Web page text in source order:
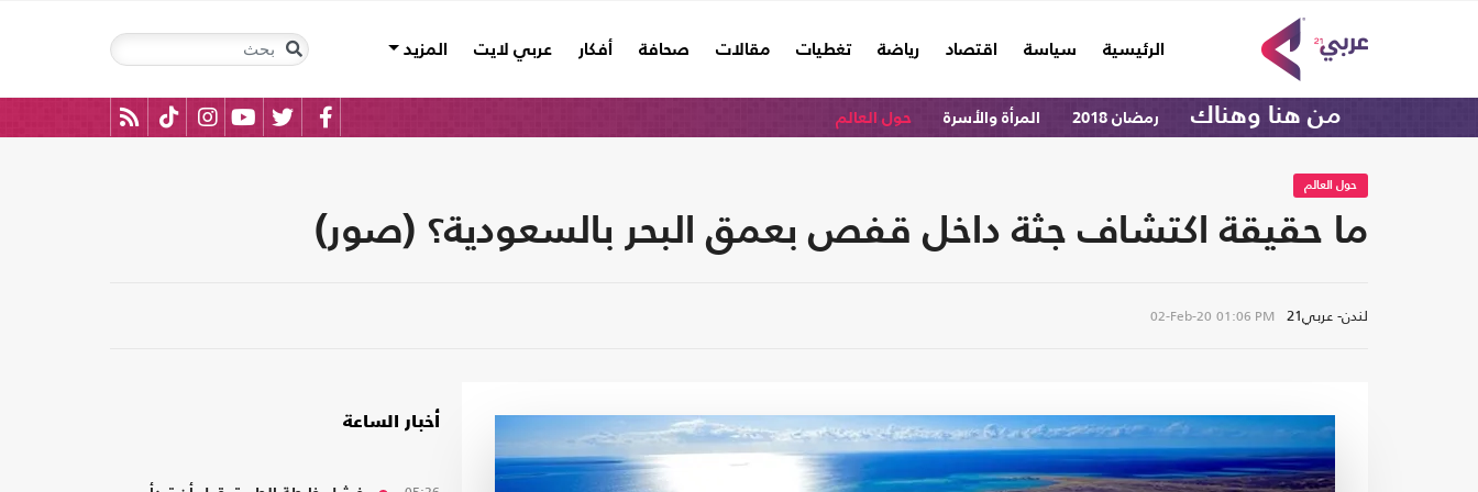
الرئيسية
(current) سياسة اقتصاد رياضة تغطيات مقالات صحافة أفكار عربي لايت المزيد
من هنا وهناك رمضان 2018 المرأة والأسرة حول العالم
حول العالم
ما حقيقة اكتشاف جثة داخل قفص بعمق البحر بالسعودية؟ (صور)
لندن- عربي21 02-Feb-20 01:06 PM
أخبار الساعة